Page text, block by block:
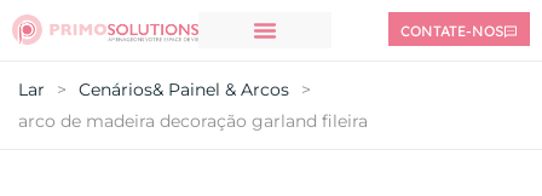
CONTATE-NOS
Lar > Cenários& Painel & Arcos
>
arco de madeira decoração garland fileira